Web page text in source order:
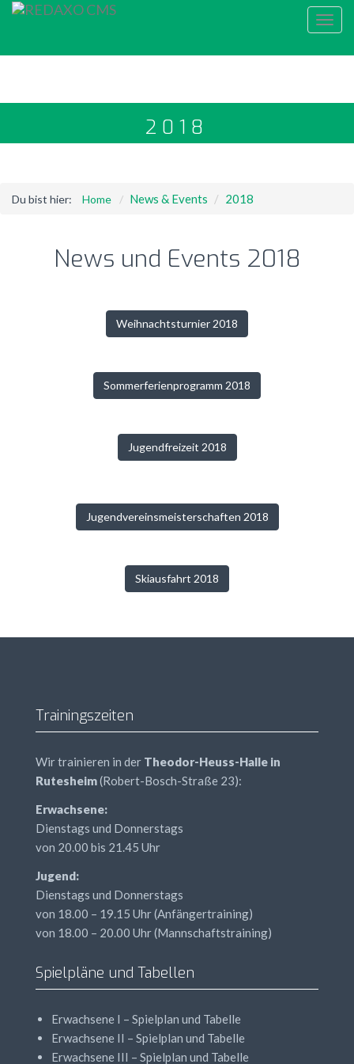
2018
Du bist hier: Home News & Events 2018
News und Events 2018
Weihnachtsturnier 2018
Sommerferienprogramm 2018
Jugendfreizeit 2018
Jugendvereinsmeisterschaften 2018
Skiausfahrt 2018
Trainingszeiten
Wir trainieren in der Theodor-Heuss-Halle in
Rutesheim(Robert-Bosch-Straße 23):
Erwachsene:
Dienstags und Donnerstags
von 20.00 bis 21.45 Uhr
Jugend:
Dienstags und Donnerstags
von 18.00 – 19.15 Uhr (Anfängertraining)
von 18.00 – 20.00 Uhr (Mannschaftstraining)
Spielpläne und Tabellen
Erwachsene I – Spielplan und Tabelle
Erwachsene II – Spielplan und Tabelle
Erwachsene III – Spielplan und Tabelle